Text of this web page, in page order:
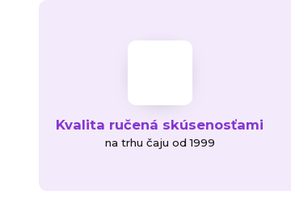
Kvalita ručená skúsenosťami
na trhu čaju od 1999